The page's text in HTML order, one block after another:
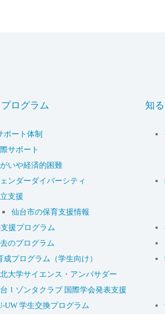
ログラム
ポート体制
サポート
いや経済的困難
ンダーダイバーシティ
支援
仙台市の保育支援情報
援プログラム
のプログラム
成プログラム（学生向け）
大学サイエンス・アンバサダー
Ｉゾンタクラブ 国際学会発表支援
UW 学生交換プログラム
知